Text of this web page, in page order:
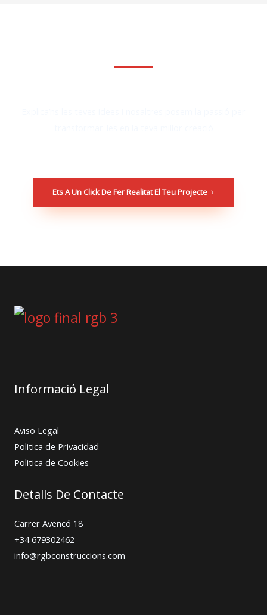
Ets A Un Click De Fer Realitat El Teu Projecte
Informació Legal
Aviso Legal
Politica de Privacidad
Politica de Cookies
Detalls De Contacte
Carrer Avencó 18
+34 679302462
info@rgbconstruccions.com